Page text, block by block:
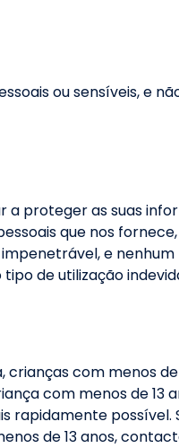
ou sensíveis, e
proteger as suas
que nos
e
de utilização
com menos de
com menos de 13
rapidamente possível.
de 13 anos,